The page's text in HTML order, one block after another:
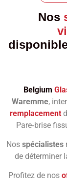
Nos
Belgium
Waremme,
remplacement
Pare‑brise
Nos spécialistes
de déterminer
Profitez de nos